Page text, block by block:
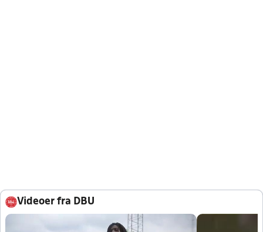
Videoer fra DBU